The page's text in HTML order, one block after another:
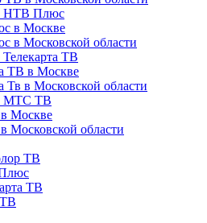
НТВ Плюс
в Москве
в Московской области
ТВ
ТВ в Москве
Тв в Московской области
МТС ТВ
Москве
области
ТВ
ТВ